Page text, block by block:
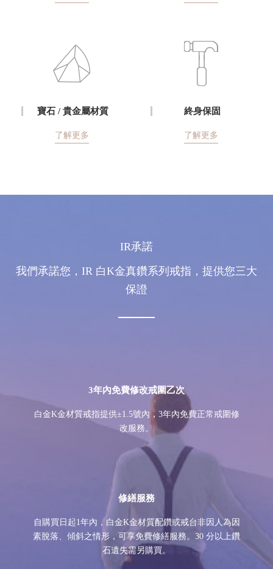
寶石 / 貴金屬材質
了解更多
終身保固
了解更多
IR承諾
我們承諾您，IR 白K金真鑽系列戒指，提供您三大
保證
3年內免費修改戒圍乙次
白金K金材質戒指提供±1.5號內，3年內免費正常戒圍修
改服務。
修繕服務
自購買日起1年內，白金K金材質配鑽或戒台非因人為因
素脫落、傾斜之情形，可享免費修繕服務。30 分以上鑽
石遺失需另購買。